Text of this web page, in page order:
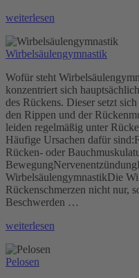
„Medizinische
weiterlesen
Wirbelsäulengymnastik
Wofür steht
konzentriert sich
des Rückens. Dieser setzt
den Rippen und der
leiden regelmäßig unter
Häufige Ursachen dafür
Rücken- oder
WirbelsäulengymnastikDie
Rückenschmerzen nicht nur,
Beschwerden …
„Wirbelsäulengymnastik“
weiterlesen
Pelosen